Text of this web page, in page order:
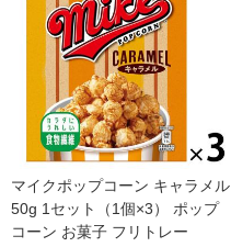
マイクポップコーン キャラメル
50g 1セット（1個×3） ポップ
コーン お菓子 フリトレー